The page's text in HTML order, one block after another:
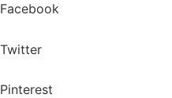
Facebook
Twitter
Pinterest